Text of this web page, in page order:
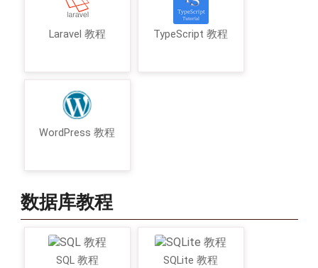
Laravel 教程 TypeScript 教程
WordPress 教程
数据库教程
SQL 教程 SQLite 教程